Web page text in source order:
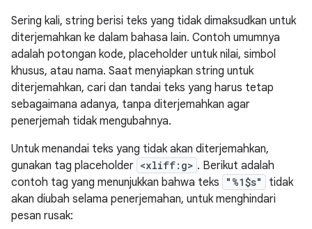
Sering kali, string berisi teks yang tidak dimaksudkan untuk
diterjemahkan ke dalam bahasa lain. Contoh umumnya
adalah potongan kode, placeholder untuk nilai, simbol
khusus, atau nama. Saat menyiapkan string untuk
diterjemahkan, cari dan tandai teks yang harus tetap
sebagaimana adanya, tanpa diterjemahkan agar
penerjemah tidak mengubahnya.
Untuk menandai teks yang tidak akan diterjemahkan,
gunakan tag placeholder <xliff:g> . Berikut adalah
contoh tag yang menunjukkan bahwa teks
"%1$s"
tidak
akan diubah selama penerjemahan, untuk menghindari
pesan rusak: